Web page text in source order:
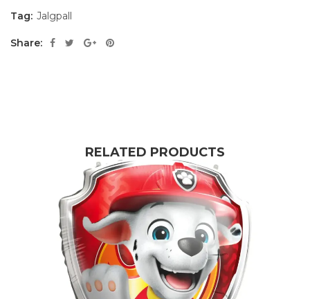
Tag: Jalgpall
Share:
RELATED PRODUCTS